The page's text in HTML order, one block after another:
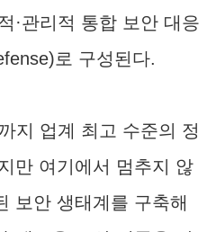
·관리적 통합 보안 대응
로 구성된다.
지 업계 최고 수준의 정
만 여기에서 멈추지 않
보안 생태계를 구축해